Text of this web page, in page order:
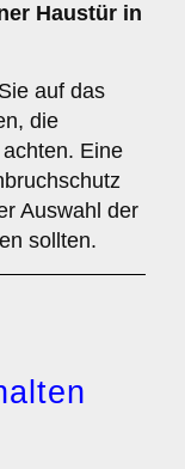
Haustür in
auf das
die
Eine
Auswahl der
sollten.